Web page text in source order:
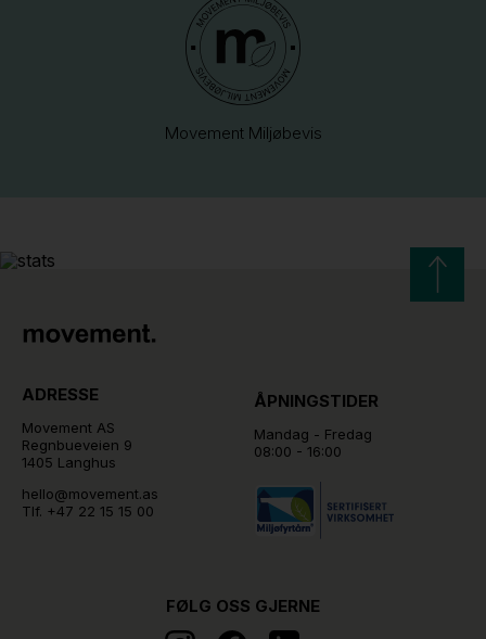
Movement Miljøbevis
ADRESSE
Movement AS
Regnbueveien 9
1405 Langhus
hello@movement.as
Tlf. +47 22 15 15 00
ÅPNINGSTIDER
Mandag - Fredag
08:00 - 16:00
FØLG OSS GJERNE